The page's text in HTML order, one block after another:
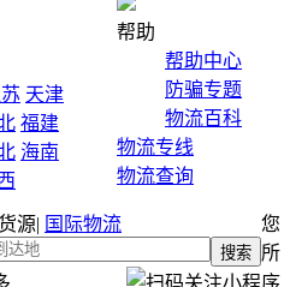
帮助
帮助中心
防骗专题
物流百科
物流专线
物流查询
源| 国际物流
天津
福建
海南
您
所